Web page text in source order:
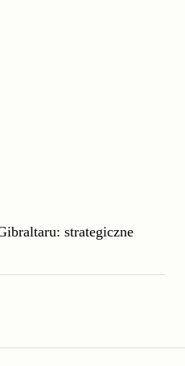
strategiczne